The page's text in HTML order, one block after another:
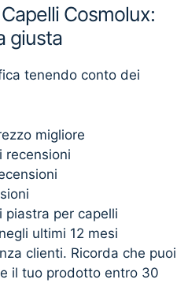
Cosmolux:
giusta
tenendo conto dei
migliore
recensioni
piastra per capelli
ultimi 12 mesi
clienti. Ricorda che puoi
il tuo prodotto entro 30